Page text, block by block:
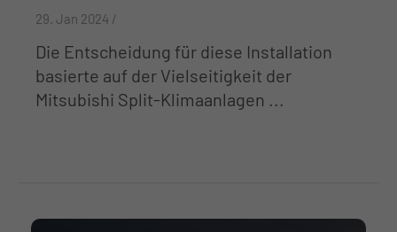
29. Jan 2024 /
Die Entscheidung für diese Installation
basierte auf der Vielseitigkeit der
Mitsubishi Split-Klimaanlagen ...